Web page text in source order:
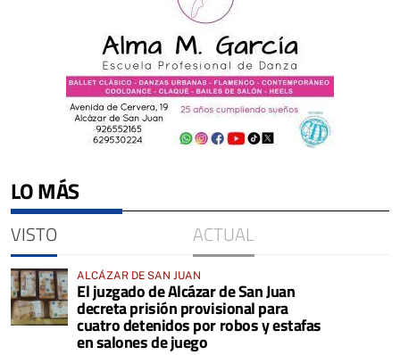
LO MÁS
VISTO ACTUAL
ALCÁZAR DE SAN JUAN
El juzgado de Alcázar de San Juan
decreta prisión provisional para
cuatro detenidos por robos y estafas
en salones de juego